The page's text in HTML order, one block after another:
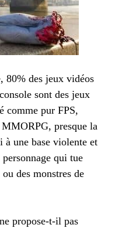
80% des jeux vidéos
sont des jeux
comme pur FPS,
presque la
à une base violente et
qui tue
des monstres de
propose-t-il pas